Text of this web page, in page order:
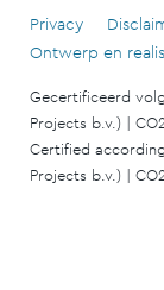
Privacy
Ontwerp en
Gecertificeerd
Projects b.v.) |
Certified
Projects b.v.) |